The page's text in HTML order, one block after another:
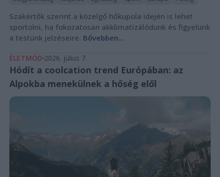
Szakértők szerint a közelgő hőkupola idején is lehet
sportolni, ha fokozatosan akklimatizálódunk és figyelünk
a testünk jelzéseire. Bővebben...
ÉLETMÓD 2026. július 7.
Hódít a coolcation trend Európában: az
Alpokba menekülnek a hőség elől